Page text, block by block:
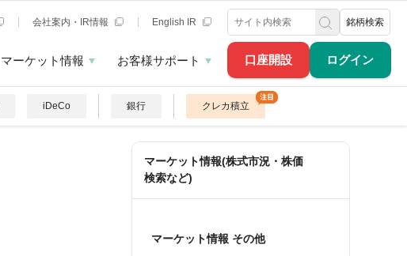
口座開設 ログイン
会社案内・IR情報 English IR 銘柄検索
マーケット情報 お客様サポート
iDeCo 銀行 クレカ積立
マーケット情報(株式市況・株価
検索など)
マーケット情報 その他